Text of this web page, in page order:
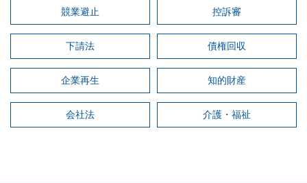
競業避止 控訴審
下請法 債権回収
企業再生 知的財産
会社法 介護・福祉